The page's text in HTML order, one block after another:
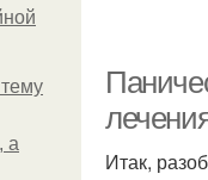
а
Итак,